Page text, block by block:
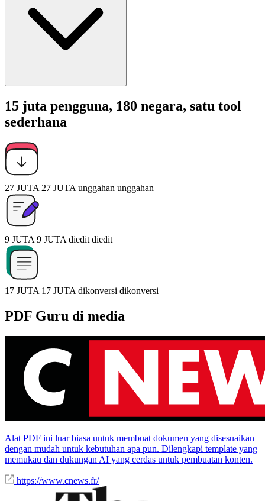
15 juta pengguna, 180 negara, satu tool
sederhana
27 JUTA 27 JUTA unggahan unggahan
9 JUTA 9 JUTA diedit diedit
17 JUTA 17 JUTA dikonversi dikonversi
PDF Guru di media
Alat PDF ini luar biasa untuk membuat dokumen yang disesuaikan
dengan mudah untuk kebutuhan apa pun. Dilengkapi template yang
memukau dan dukungan AI yang cerdas untuk pembuatan konten.
https://www.cnews.fr/